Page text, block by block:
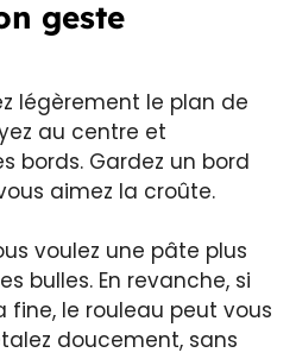
geste
légèrement le plan de
au centre et
bords. Gardez un bord
aimez la croûte.
voulez une pâte plus
bulles. En revanche, si
fine, le rouleau peut vous
doucement, sans